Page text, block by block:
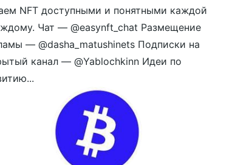
NFT доступными и понятными каждой
Чат — @easynft_chat Размещение
— @dasha_matushinets Подписки на
канал — @Yablochkinn Идеи по